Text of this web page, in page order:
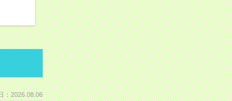
：2026.08.06